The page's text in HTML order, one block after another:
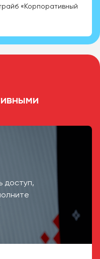
«Корпоративный
доступ,